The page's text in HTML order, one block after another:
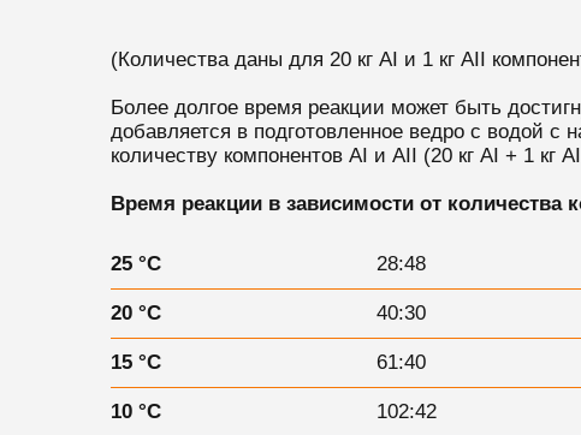
(Количества даны для 20 кг AI и 1 кг AII
Более долгое время реакции может быть
добавляется в подготовленное ведро с водой
количеству компонентов AI и AII (20 кг AI + 1
Время реакции в зависимости от количества
25 °C 28:48
20 °C 40:30
15 °C 61:40
10 °C 102:42